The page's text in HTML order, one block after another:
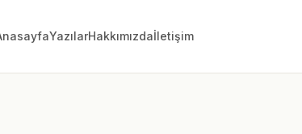
YazılarHakkımızdaİletişim